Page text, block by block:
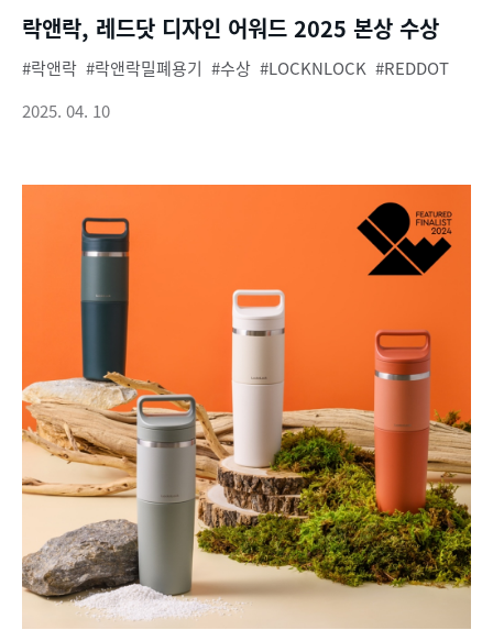
락앤락, 레드닷 디자인 어워드 2025 본상 수상
락앤락 락앤락밀폐용기 수상 LOCKNLOCK
REDDOT
2025. 04. 10